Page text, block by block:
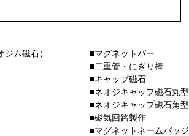
ム磁石）
■マグネットバー
■二重管・にぎり棒
■キャップ磁石
■ネオジキャップ磁石丸型
■ネオジキャップ磁石角型
■磁気回路製作
■マグネットネームバッジ